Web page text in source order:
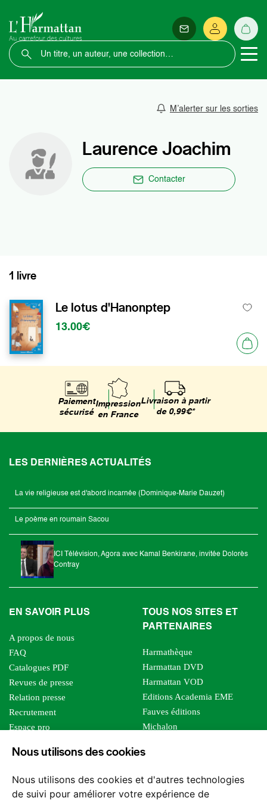
Nous utilisons des cookies
Nous utilisons des cookies et d'autres technologies
de suivi pour améliorer votre expérience de
M’alerter sur les sorties
Laurence Joachim
Contacter
1 livre
Le lotus d'Hanonptep
13.00€
Paiement
sécurisé
Impression
en France
Livraison à partir
de 0,99€*
LES DERNIÈRES ACTUALITÉS
La vie religieuse est d'abord incarnée (Dominique-Marie Dauzet)
Le poème en roumain Sacou
ICI Télévision, Agora avec Kamal Benkirane, invitée Dolorès
Contray
EN SAVOIR PLUS
A propos de nous
FAQ
Catalogues PDF
Revues de presse
Relation presse
Recrutement
Espace pro
Foreign rights
TOUS NOS SITES ET
PARTENAIRES
Harmathèque
Harmattan DVD
Harmattan VOD
Editions Academia EME
Fauves éditions
Michalon
Editions Sutton
Les impliqués